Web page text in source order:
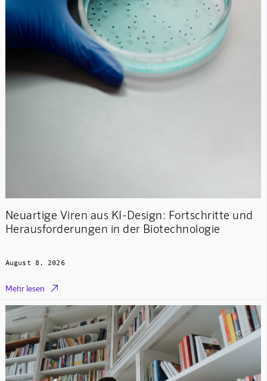
Neuartige Viren aus KI-Design: Fortschritte und
Herausforderungen in der Biotechnologie
August 8, 2026
Mehr lesen 